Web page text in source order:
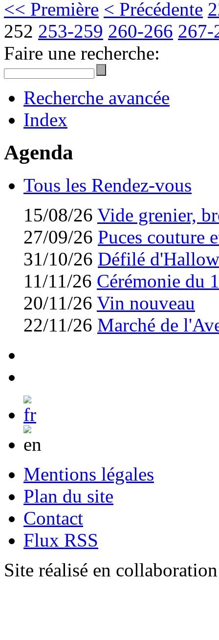
<< Première < Précédente
252 253-259 260-266 267-
Faire une recherche:
Recherche avancée
Index
Agenda
Tous les Rendez-vous
15/08/26 Vide grenier,
27/09/26 Puces couture
31/10/26 Défilé
11/11/26 Cérémonie du
20/11/26 Vin nouveau
22/11/26 Marché de
Mentions légales
Plan du site
Contact
Flux RSS
Site réalisé en